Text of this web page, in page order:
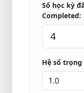
Số học kỳ
Completed:
Hệ số